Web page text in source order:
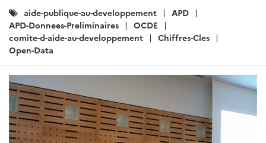
Catégories
:
aide-publique-au-developpement
APD
APD-Donnees-Preliminaires
OCDE
comite-d-aide-au-developpement
Chiffres-Cles
Open-Data